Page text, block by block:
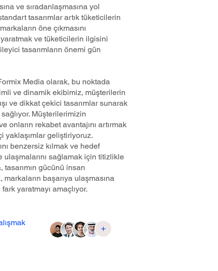
ve sıradanlaşmasına yol
tasarımlar artık tüketicilerin
öne çıkmasını
yaratmak ve tüketicilerin ilgisini
tasarımların önemi gün
Media olarak, bu noktada
ve dinamik ekibimiz, müşterilerin
ve dikkat çekici tasarımlar sunarak
sağlıyor. Müşterilerimizin
onların rekabet avantajını artırmak
yaklaşımlar geliştiriyoruz.
benzersiz kılmak ve hedef
sağlamak için titizlikle
tasarımın gücünü insan
başarıya ulaşmasına
yaratmayı amaçlıyor.